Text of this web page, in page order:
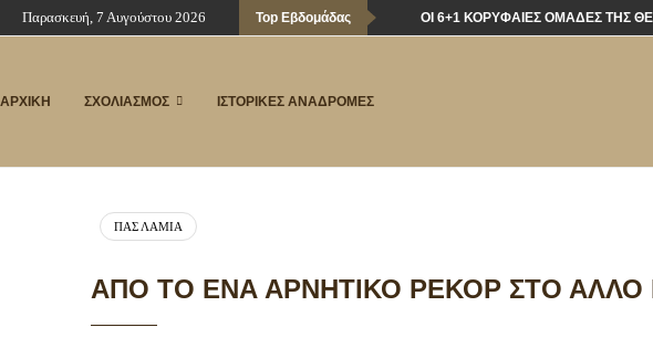
Παρασκευή, 7 Αυγούστου 2026 Top Εβδομάδας ΟΙ 6+1 ΚΟΡΥΦΑΊΕΣ ΟΜΆΔΕΣ ΤΗΣ
ΑΡΧΙΚΗ ΣΧΟΛΙΑΣΜΟΣ ΙΣΤΟΡΙΚΕΣ ΑΝΑΔΡΟΜΕΣ
ΠΑΣ ΛΑΜΊΑ
ΑΠΌ ΤΟ ΈΝΑ ΑΡΝΗΤΙΚΌ ΡΕΚΌΡ ΣΤΟ ΆΛΛΟ